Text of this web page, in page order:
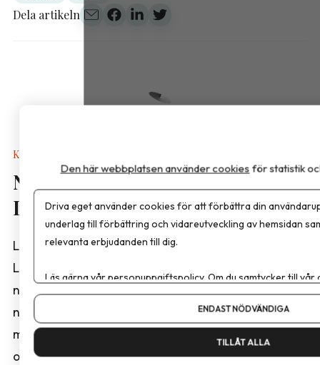
Dela artikeln
Kalkyler & Verktyg
Nya näringsvärden i
Livsmedelsdatabasen
Livsmedelsverket har publicerat en ny version av
Livsmedelsdatabasen med reviderade
näringsvärden för ett stort antal livsmedel. Bland
nyheterna finns analyser från projektet ”Fetter,
mejerier och ägg 2025” samt kompletterande data
om frukt och grönsaker från de norska och danska
Den här webbplatsen använder cookies för statistik
Driva eget använder cookies för att förbättra din
underlag till förbättring och vidareutveckling av hemsidan
relevanta erbjudanden till dig.
Läs gärna vårpersonuppgiftspolicy. Om du samtycker till vår
Om du vill ändra ditt val i efterhand hittar du den möjligheten
ENDAST NÖDVÄNDIGA
TILLÅT ALLA